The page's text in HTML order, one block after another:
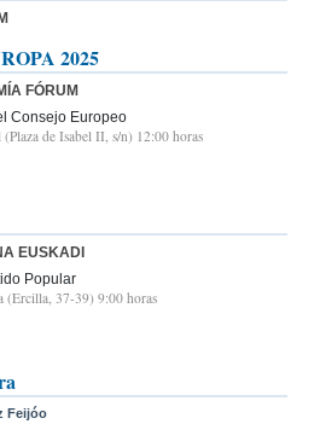
2025
FÓRUM
Consejo Europeo
de Isabel II, s/n) 12:00 horas
EUSKADI
Popular
(Ercilla, 37-39) 9:00 horas
Feijóo